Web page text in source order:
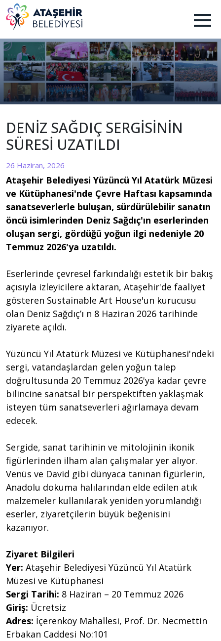
DENİZ SAĞDIÇ SERGİSİNİN
SÜRESİ UZATILDI
26 Haziran, 2026
Ataşehir Belediyesi Yüzüncü Yıl Atatürk Müzesi
ve Kütüphanesi'nde Çevre Haftası kapsamında
sanatseverlerle buluşan, sürdürülebilir sanatın
öncü isimlerinden Deniz Sağdıç'ın eserlerinden
oluşan sergi, gördüğü yoğun ilgi nedeniyle 20
Temmuz 2026'ya uzatıldı.
Eserlerinde çevresel farkındalığı estetik bir bakış
açısıyla izleyicilere aktaran, Ataşehir'de faaliyet
gösteren Sustainable Art House'un kurucusu
olan Deniz Sağdıç’ı n 8 Haziran 2026 tarihinde
ziyarete açıldı.
Yüzüncü Yıl Atatürk Müzesi ve Kütüphanesi'ndeki
sergi, vatandaşlardan gelen yoğun talep
doğrultusunda 20 Temmuz 2026'ya kadar çevre
bilincine sanatsal bir perspektiften yaklaşmak
isteyen tüm sanatseverleri ağırlamaya devam
edecek.
Sergide, sanat tarihinin ve mitolojinin ikonik
figürlerinden ilham alan çalışmalar yer alıyor.
Venüs ve David gibi dünyaca tanınan figürlerin,
Anadolu dokuma halılarından elde edilen atık
malzemeler kullanılarak yeniden yorumlandığı
eserler, ziyaretçilerin büyük beğenisini
kazanıyor.
Ziyaret Bilgileri
Yer: Ataşehir Belediyesi Yüzüncü Yıl Atatürk
Müzesi ve Kütüphanesi
Sergi Tarihi: 8 Haziran – 20 Temmuz 2026
Giriş: Ücretsiz
Adres: İçerenköy Mahallesi, Prof. Dr. Necmettin
Erbakan Caddesi No:101